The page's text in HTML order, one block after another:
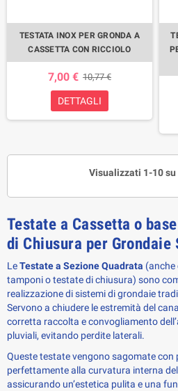
TESTATA INOX PER GRONDA A
CASSETTA CON RICCIOLO
7,00 € 10,77 €
DETTAGLI
Visualizzati 1-10
Testate a Cassetta o
di Chiusura per
Le Testate a Sezione Quadrata (anche
tamponi o testate di chiusura) sono
realizzazione di sistemi di grondaie
Servono a chiudere le estremità del
corretta raccolta e convogliamento
pluviali, evitando perdite laterali.
Queste testate vengono sagomate con
perfettamente alla curvatura interna
assicurando un’estetica pulita e una